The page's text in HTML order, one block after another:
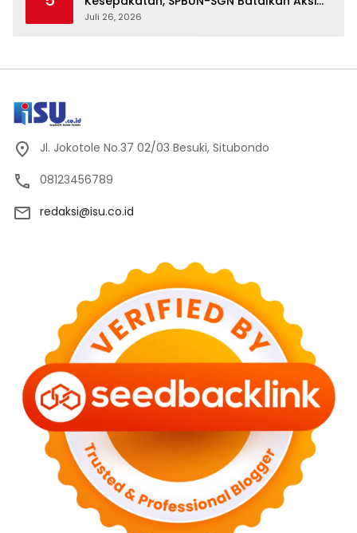
Nasional Setelah Holding Penuhi Sejumlah
Juli 26, 2026
Jl. Jokotole No.37 02/03 Besuki, Situbondo
08123456789
redaksi@isu.co.id